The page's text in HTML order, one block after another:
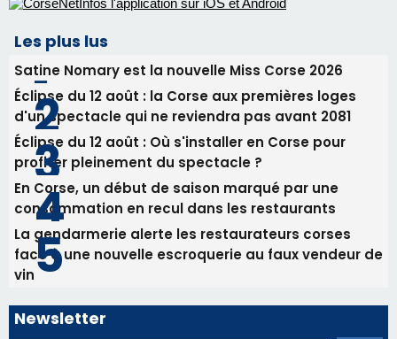
Tennis - Début ce week-end du tournoi du
RCPV
31/07/2026 08:22
82ème anniversaire de la disparition du
Commandant Antoine de Saint Exupery
Les plus lus
Satine Nomary est la nouvelle Miss Corse 2026
Éclipse du 12 août : la Corse aux premières loges
d'un spectacle qui ne reviendra pas avant 2081
Éclipse du 12 août : Où s'installer en Corse pour
profiter pleinement du spectacle ?